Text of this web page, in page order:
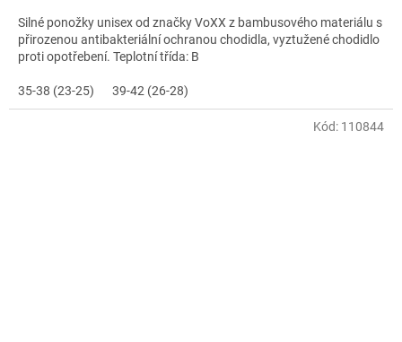
Silné ponožky unisex od značky VoXX z bambusového materiálu s
přirozenou antibakteriální ochranou chodidla, vyztužené chodidlo
proti opotřebení. Teplotní třída: B
35-38 (23-25) 39-42 (26-28)
Kód: 110844